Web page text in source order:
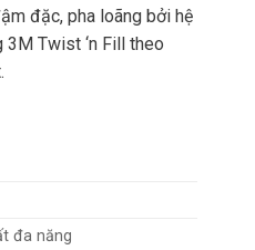
đặc, pha loãng bởi hệ
Twist ‘n Fill theo
đa năng